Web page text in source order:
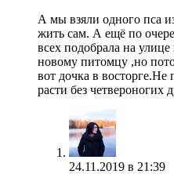
А мы взяли одного пса
жить сам. А ещё по
всех подобрала на
новому питомцу ,но
вот дочка в восторге.Не
расти без четвероногих
24.11.2019 в 21:39